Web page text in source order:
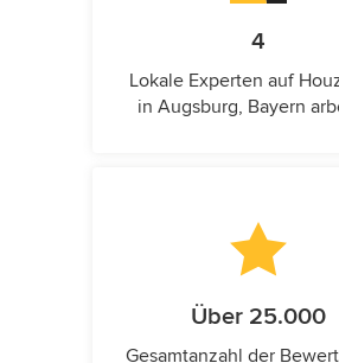
4
Lokale Experten auf
in Augsburg, Bayern
Über 25.000
Gesamtanzahl der